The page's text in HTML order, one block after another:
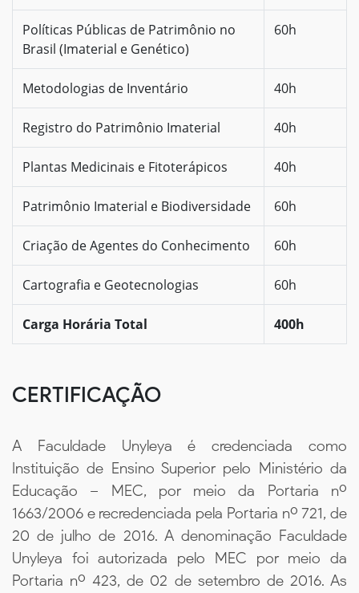
Políticas Públicas de Patrimônio no
Brasil (Imaterial e Genético)
60h
Metodologias de Inventário 40h
Registro do Patrimônio Imaterial 40h
Plantas Medicinais e Fitoterápicos 40h
Patrimônio Imaterial e Biodiversidade 60h
Criação de Agentes do Conhecimento 60h
Cartografia e Geotecnologias 60h
Carga Horária Total 400h
CERTIFICAÇÃO
A Faculdade Unyleya é credenciada como
Instituição de Ensino Superior pelo Ministério da
Educação – MEC, por meio da Portaria nº
1663/2006 e recredenciada pela Portaria nº 721, de
20 de julho de 2016. A denominação Faculdade
Unyleya foi autorizada pelo MEC por meio da
Portaria nº 423, de 02 de setembro de 2016. As